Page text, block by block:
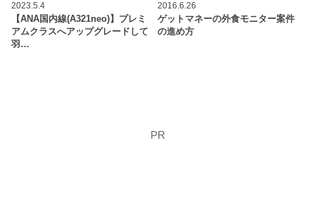
2023.5.4
【ANA国内線(A321neo)】プレミ
アムクラスへアップグレードして
羽…
2016.6.26
ゲットマネーの外食モニター案件
の進め方
PR